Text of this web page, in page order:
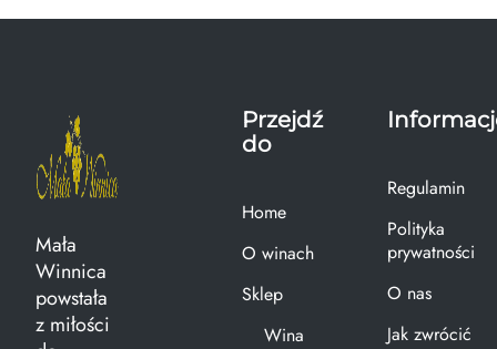
Mała
Winnica
powstała
z miłości
Przejdź
do
Home
O winach
Sklep
Wina
Regulamin
Polityka
prywatności
O nas
Jak zwrócić